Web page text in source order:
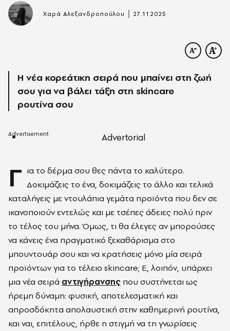
Χαρά Αλεξανδροπούλου |27.11.2025
Η νέα κορεάτικη σειρά που μπαίνει στη ζωή
σου για να βάλει τάξη στη skincare
ρουτίνα σου
Advertorial
Γ ια το δέρμα σου θες πάντα το καλύτερο.
Δοκιμάζεις το ένα, δοκιμάζεις το άλλο και τελικά
καταλήγεις με ντουλάπια γεμάτα προϊόντα που δεν σε
ικανοποιούν εντελώς και με τσέπες άδειες πολύ πριν
το τέλος του μήνα. Όμως, τι θα έλεγες αν μπορούσες
να κάνεις ένα πραγματικό ξεκαθάρισμα στο
μπουντουάρ σου και να κρατήσεις μόνο μία σειρά
προϊόντων για το τέλειο skincare; Ε, λοιπόν, υπάρχει
μια νέα σειρά αντιγήρανσης που συστήνεται ως
ήρεμη δύναμη: φυσική, αποτελεσματική και
απροσδόκητα απολαυστική στην καθημερινή ρουτίνα,
και ναι, επιτέλους, ήρθε η στιγμή να τη γνωρίσεις